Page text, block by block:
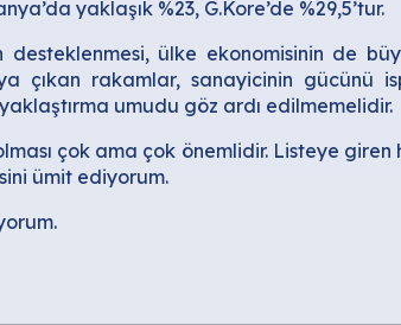
yaklaşık %23, G.Kore’de %29,5’tur.
ülke ekonomisinin de
çıkan rakamlar, sanayicinin gücünü
umudu göz ardı edilmemelidir.
çok ama çok önemlidir. Listeye giren
ümit ediyorum.